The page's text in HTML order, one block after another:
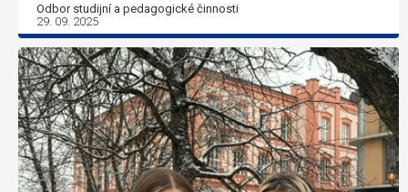
Odbor studijní a pedagogické činnosti
29. 09. 2025